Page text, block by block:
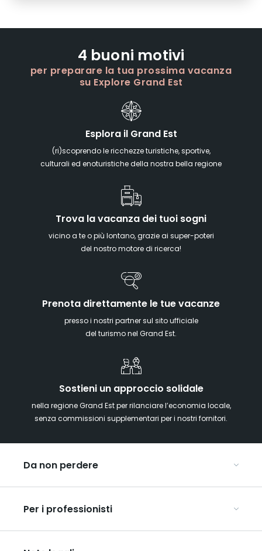
4 buoni motivi
per preparare la tua prossima vacanza
su Explore Grand Est
Esplora il Grand Est
(ri)scoprendo le ricchezze turistiche, sportive,
culturali ed enoturistiche della nostra bella regione
Trova la vacanza dei tuoi sogni
vicino a te o più lontano, grazie ai super-poteri
del nostro motore di ricerca!
Prenota direttamente le tue vacanze
presso i nostri partner sul sito ufficiale
del turismo nel Grand Est.
Sostieni un approccio solidale
nella regione Grand Est per rilanciare l’economia locale,
senza commissioni supplementari per i nostri fornitori.
Da non perdere
Alsazia
Ardenne
Champagne
Per i professionisti